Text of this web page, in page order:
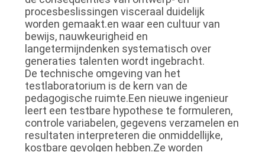
procesbeslissingen visceraal duidelijk
worden gemaakt.en waar een cultuur van
bewijs, nauwkeurigheid en
langetermijndenken systematisch over
generaties talenten wordt ingebracht.
De technische omgeving van het
testlaboratorium is de kern van de
pedagogische ruimte.Een nieuwe ingenieur
leert een testbare hypothese te formuleren,
controle variabelen, gegevens verzamelen en
resultaten interpreteren die onmiddellijke,
kostbare gevolgen hebben.Ze worden